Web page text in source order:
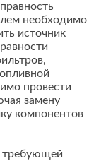
необходимо
источник
провести
замену
компонентов
требующей